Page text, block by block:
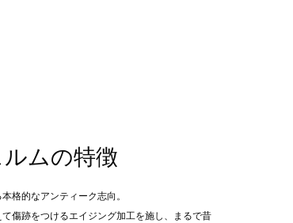
ムの特徴
格的なアンティーク志向。
傷跡をつけるエイジング加工を施し、まるで昔